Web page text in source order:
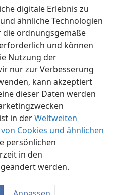
digitale Erlebnis zu
ähnliche Technologien
die ordnungsgemäße
und können
Nutzung der
nur zur Verbesserung
kann akzeptiert
dieser Daten werden
in derWeltweiten
Cookies und ähnlichen
persönlichen
in den
geändert werden.
und Autorität für die
und jetzt und bis in alle
Einstellungen
and Tract Society of Pennsylvania
Datenschutzerklärung
JW.ORG Anmelden